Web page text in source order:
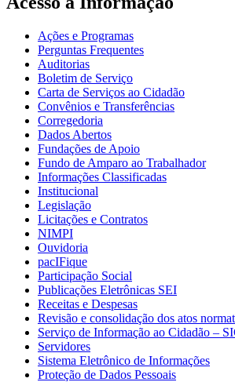
Ações e Programas
Perguntas Frequentes
Auditorias
Boletim de Serviço
Carta de Serviços ao Cidadão
Convênios e Transferências
Corregedoria
Dados Abertos
Fundações de Apoio
Fundo de Amparo ao Trabalhador
Informações Classificadas
Institucional
Legislação
Licitações e Contratos
NIMPI
Ouvidoria
pacIFique
Participação Social
Publicações Eletrônicas SEI
Receitas e Despesas
Revisão e consolidação dos atos
Serviço de Informação ao Cidadão –
Servidores
Sistema Eletrônico de Informações
Proteção de Dados Pessoais